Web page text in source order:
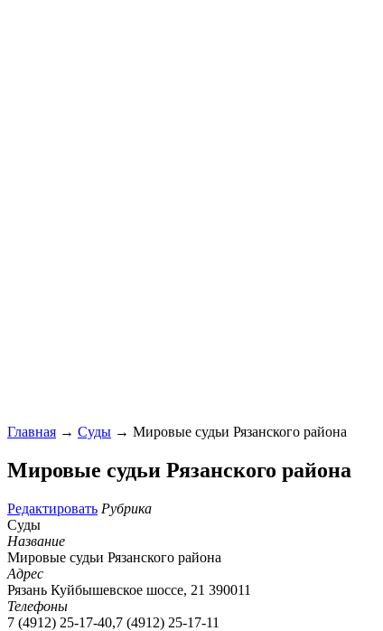
Главная → Суды → Мировые судьи Рязанского района
Мировые судьи Рязанского района
Редактировать Рубрика
Суды
Название
Мировые судьи Рязанского района
Адрес
Рязань Куйбышевское шоссе, 21 390011
Телефоны
7 (4912) 25-17-40,7 (4912) 25-17-11